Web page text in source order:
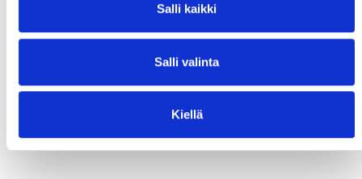
Salli kaikki
Salli valinta
Kiellä